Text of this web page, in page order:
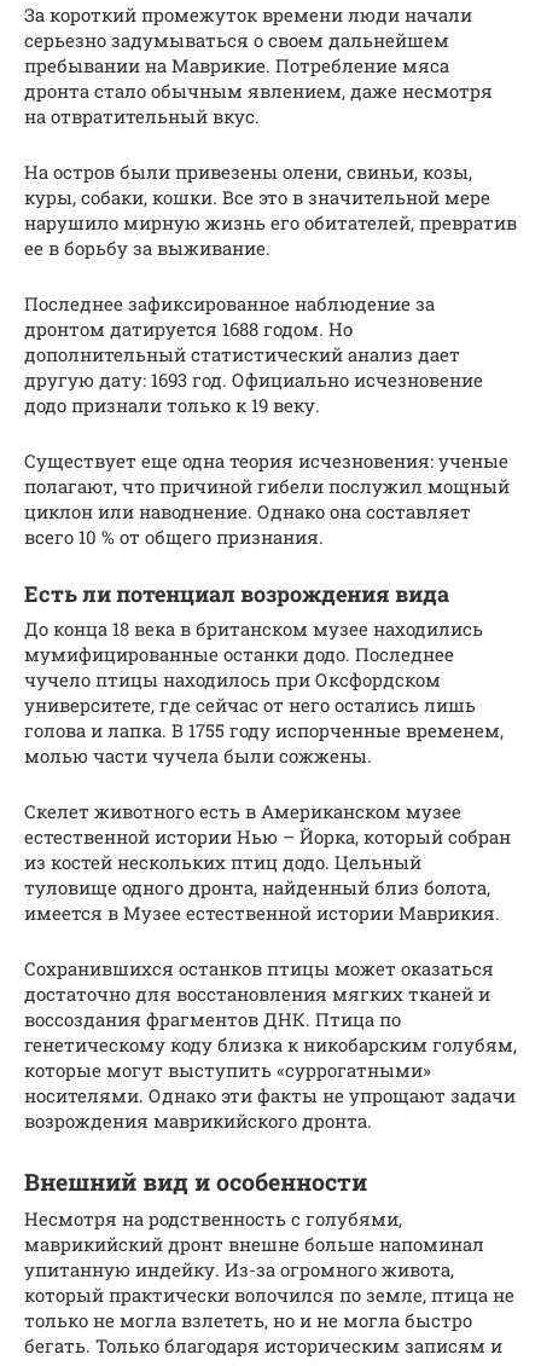
За короткий промежуток времени люди начали
серьезно задумываться о своем дальнейшем
пребывании на Маврикие. Потребление мяса
дронта стало обычным явлением, даже несмотря
на отвратительный вкус.
На остров были привезены олени, свиньи, козы,
куры, собаки, кошки. Все это в значительной мере
нарушило мирную жизнь его обитателей, превратив
ее в борьбу за выживание.
Последнее зафиксированное наблюдение за
дронтом датируется 1688 годом. Но
дополнительный статистический анализ дает
другую дату: 1693 год. Официально исчезновение
додо признали только к 19 веку.
Существует еще одна теория исчезновения: ученые
полагают, что причиной гибели послужил мощный
циклон или наводнение. Однако она составляет
всего 10 % от общего признания.
Есть ли потенциал возрождения вида
До конца 18 века в британском музее находились
мумифицированные останки додо. Последнее
чучело птицы находилось при Оксфордском
университете, где сейчас от него остались лишь
голова и лапка. В 1755 году испорченные временем,
молью части чучела были сожжены.
Скелет животного есть в Американском музее
естественной истории Нью – Йорка, который собран
из костей нескольких птиц додо. Цельный
туловище одного дронта, найденный близ болота,
имеется в Музее естественной истории Маврикия.
Сохранившихся останков птицы может оказаться
достаточно для восстановления мягких тканей и
воссоздания фрагментов ДНК. Птица по
генетическому коду близка к никобарским голубям,
которые могут выступить «суррогатными»
носителями. Однако эти факты не упрощают задачи
возрождения маврикийского дронта.
Внешний вид и особенности
Несмотря на родственность с голубями,
маврикийский дронт внешне больше напоминал
упитанную индейку. Из-за огромного живота,
который практически волочился по земле, птица не
только не могла взлететь, но и не могла быстро
бегать. Только благодаря историческим записям и